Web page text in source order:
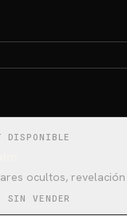
DISPONIBLE
ocultos,
VENDER